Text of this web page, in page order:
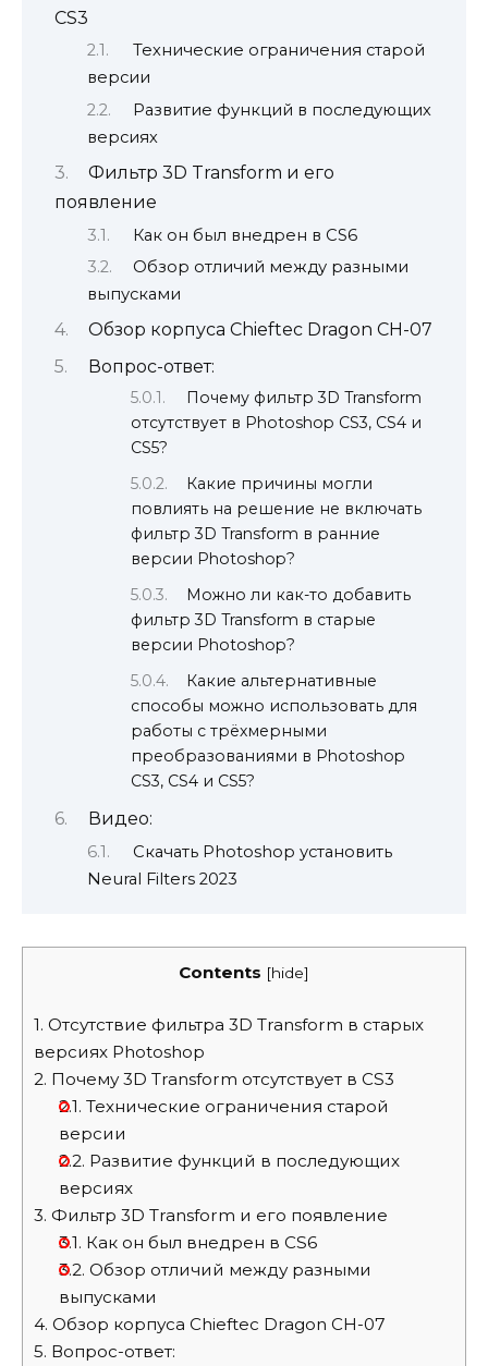
CS3
Технические ограничения старой
версии
Развитие функций в последующих
версиях
Фильтр 3D Transform и его
появление
Как он был внедрен в CS6
Обзор отличий между разными
выпусками
Обзор корпуса Chieftec Dragon CH-07
Вопрос-ответ:
Почему фильтр 3D Transform
отсутствует в Photoshop CS3, CS4 и
CS5?
Какие причины могли
повлиять на решение не включать
фильтр 3D Transform в ранние
версии Photoshop?
Можно ли как-то добавить
фильтр 3D Transform в старые
версии Photoshop?
Какие альтернативные
способы можно использовать для
работы с трёхмерными
преобразованиями в Photoshop
CS3, CS4 и CS5?
Видео:
Скачать Photoshop установить
Neural Filters 2023
Contents [hide]
1. Отсутствие фильтра 3D Transform в старых
версиях Photoshop
2. Почему 3D Transform отсутствует в CS3
2.1. Технические ограничения старой
версии
2.2. Развитие функций в последующих
версиях
3. Фильтр 3D Transform и его появление
3.1. Как он был внедрен в CS6
3.2. Обзор отличий между разными
выпусками
4. Обзор корпуса Chieftec Dragon CH-07
5. Вопрос-ответ: